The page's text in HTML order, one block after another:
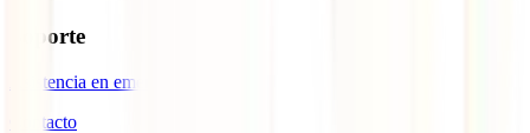
Soporte
Asistencia en emergencias
Contacto